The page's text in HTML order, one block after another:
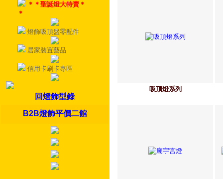
＊＊聖誕燈大特賣＊
＊
燈飾吸頂盤零配件
居家裝置藝品
信用卡刷卡專區
回燈飾型錄
B2B燈飾平價二館
吸頂燈系列